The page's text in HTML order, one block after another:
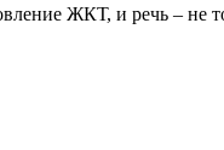
ЖКТ, и речь – не